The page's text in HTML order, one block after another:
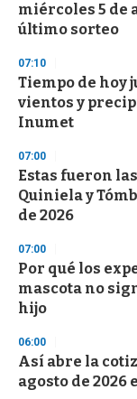
miércoles 5 de
último sorteo
07:10
Tiempo de hoy
vientos y
Inumet
07:00
Estas fueron
Quiniela y
de 2026
07:00
Por qué los
mascota no
hijo
06:00
Así abre la
agosto de 2026